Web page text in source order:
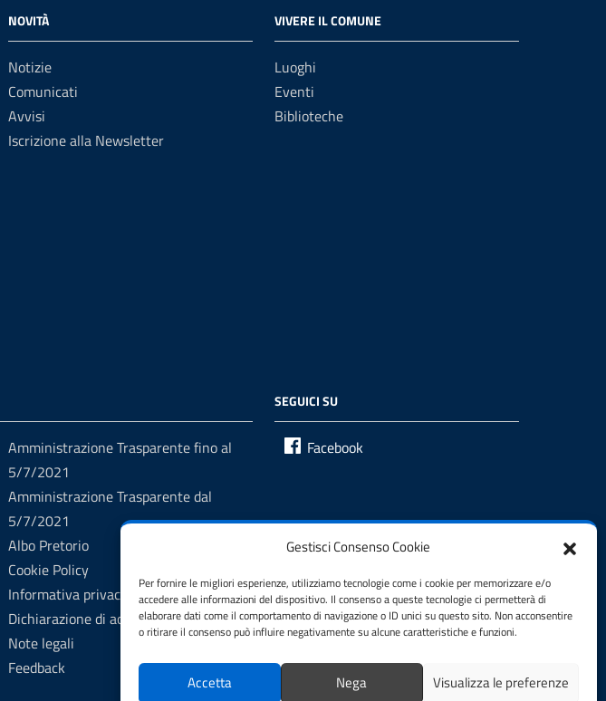
Gestisci Consenso Cookie
Per fornire le migliori esperienze, utilizziamo tecnologie come i cookie per memorizzare e/o
accedere alle informazioni del dispositivo. Il consenso a queste tecnologie ci permetterà di
elaborare dati come il comportamento di navigazione o ID unici su questo sito. Non acconsentire
o ritirare il consenso può influire negativamente su alcune caratteristiche e funzioni.
Accetta Nega Visualizza le preferenze
NOVITÀ
Notizie
Comunicati
Avvisi
Iscrizione alla Newsletter
VIVERE IL COMUNE
Luoghi
Eventi
Biblioteche
Amministrazione Trasparente fino al
5/7/2021
Amministrazione Trasparente dal
5/7/2021
Albo Pretorio
Cookie Policy
Informativa privacy
Dichiarazione di accessibilità
Note legali
Feedback
SEGUICI SU
Facebook